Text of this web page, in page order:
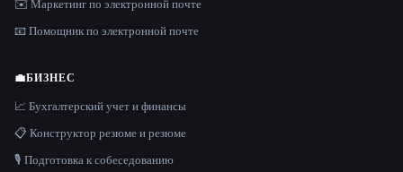
✉️ Маркетинг по электронной почте
📧 Помощник по электронной почте
💼БИЗНЕС
📈 Бухгалтерский учет и финансы
📋 Конструктор резюме и резюме
🎙️ Подготовка к собеседованию